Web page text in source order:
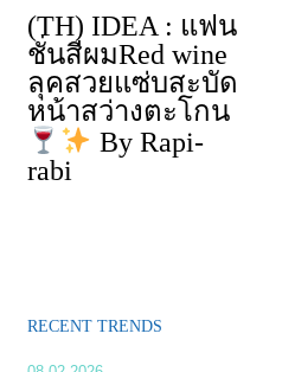
RECENT TRENDS
(TH) IDEA : แฟน
ชั่นสีผมRed wine
ลุคสวยแซ่บสะบัด
หน้าสว่างตะโกน
By Rapi-
rabi